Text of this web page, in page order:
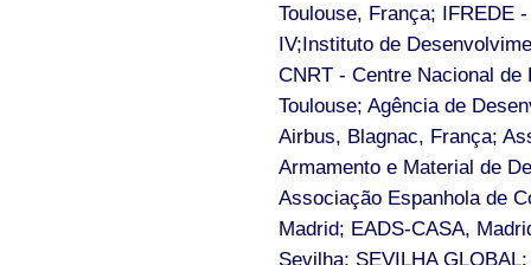
Toulouse, França; IFREDE
IV;Instituto de
CNRT - Centre Nacional de
Toulouse; Agência de
Airbus, Blagnac, França;
Armamento e Material de
Associação Espanhola de
Madrid; EADS-CASA,
Sevilha; SEVILHA